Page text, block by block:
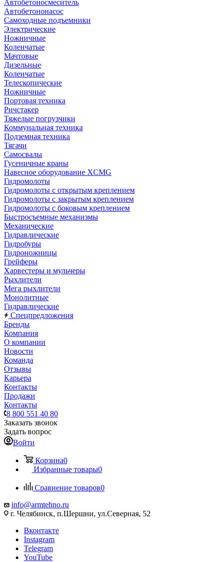
Автобетоносмеситель
Автобетононасос
Самоходные подъемники
Электрические
Ножничные
Коленчатые
Мачтовые
Дизельные
Коленчатые
Телескопические
Ножничные
Портовая техника
Ричстакер
Тяжелые погрузчики
Коммунальная техника
Подземная техника
Тягачи
Самосвалы
Гусеничные краны
Навесное оборудование XCMG
Гидромолоты
Гидромолоты с открытым креплением
Гидромолоты с закрытым креплением
Гидромолоты с боковым креплением
Быстросъемные механизмы
Механические
Гидравлические
Гидробуры
Гидроножницы
Грейферы
Харвестеры и мульчеры
Рыхлители
Мега рыхлители
Монолитные
Гидравлические
Спецпредложения
Бренды
Компания
О компании
Новости
Команда
Отзывы
Карьера
Контакты
Продажи
Контакты
8 800 551 40 80
Заказать звонок
Задать вопрос
Войти
Корзина0
Избранные товары0
Сравнение товаров0
info@armtehno.ru
г. Челябинск, п.Шершни, ул.Северная, 52
Вконтакте
Instagram
Telegram
YouTube